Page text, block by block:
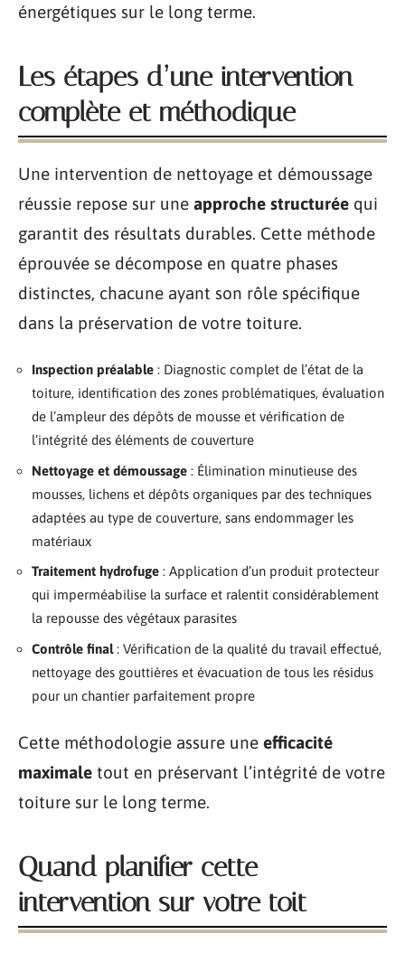
énergétiques sur le long terme.
Les étapes d’une intervention
complète et méthodique
Une intervention de nettoyage et démoussage
réussie repose sur une approche structurée qui
garantit des résultats durables. Cette méthode
éprouvée se décompose en quatre phases
distinctes, chacune ayant son rôle spécifique
dans la préservation de votre toiture.
Inspection préalable : Diagnostic complet de l’état de la
toiture, identification des zones problématiques, évaluation
de l’ampleur des dépôts de mousse et vérification de
l’intégrité des éléments de couverture
Nettoyage et démoussage : Élimination minutieuse des
mousses, lichens et dépôts organiques par des techniques
adaptées au type de couverture, sans endommager les
matériaux
Traitement hydrofuge : Application d’un produit protecteur
qui imperméabilise la surface et ralentit considérablement
la repousse des végétaux parasites
Contrôle final: Vérification de la qualité du travail effectué,
nettoyage des gouttières et évacuation de tous les résidus
pour un chantier parfaitement propre
Cette méthodologie assure une efficacité
maximale tout en préservant l’intégrité de votre
toiture sur le long terme.
Quand planifier cette
intervention sur votre toit